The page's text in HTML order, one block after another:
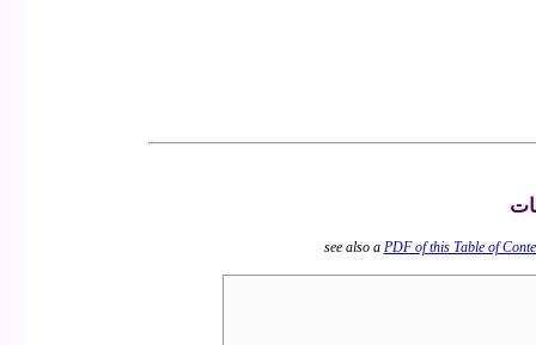
see also a PDF of this Table of